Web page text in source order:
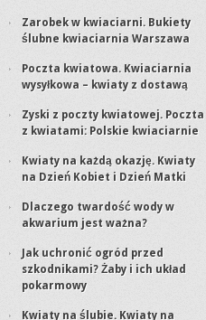
Zarobek w kwiaciarni. Bukiety
ślubne kwiaciarnia Warszawa
Poczta kwiatowa. Kwiaciarnia
wysyłkowa – kwiaty z dostawą
Zyski z poczty kwiatowej. Poczta
z kwiatami: Polskie kwiaciarnie
Kwiaty na każdą okazję. Kwiaty
na Dzień Kobiet i Dzień Matki
Dlaczego twardość wody w
akwarium jest ważna?
Jak uchronić ogród przed
szkodnikami? Żaby i ich układ
pokarmowy
Kwiaty na ślubie. Kwiaty na